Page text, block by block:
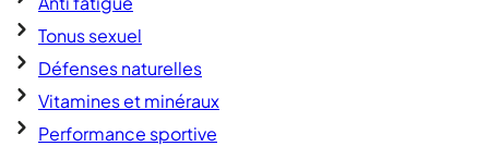
Tonus sexuel
Défenses naturelles
Vitamines et minéraux
Performance sportive